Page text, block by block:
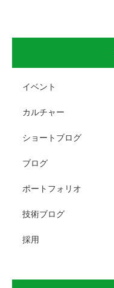
イベント
カルチャー
ショートブログ
ブログ
ポートフォリオ
技術ブログ
採用